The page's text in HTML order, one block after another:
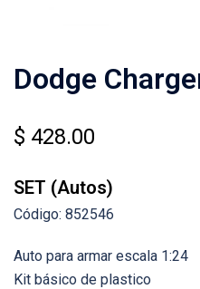
Dodge
$ 428.00
SET (Autos)
Código: 852546
Auto para armar escala 1:24
Kit básico de plastico